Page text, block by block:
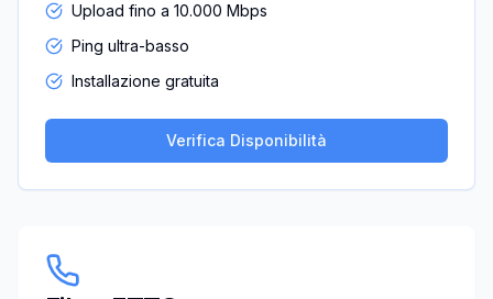
Upload fino a 10.000 Mbps
Ping ultra-basso
Installazione gratuita
Verifica Disponibilità